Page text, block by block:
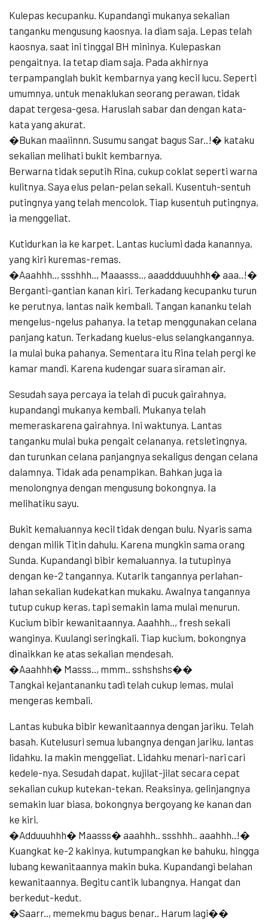
Kulepas kecupanku. Kupandangi mukanya sekalian
tanganku mengusung kaosnya. Ia diam saja. Lepas telah
kaosnya, saat ini tinggal BH mininya. Kulepaskan
pengaitnya. Ia tetap diam saja. Pada akhirnya
terpampanglah bukit kembarnya yang kecil lucu. Seperti
umumnya, untuk menaklukan seorang perawan, tidak
dapat tergesa-gesa. Haruslah sabar dan dengan kata-
kata yang akurat.
�Bukan maaiinnn. Susumu sangat bagus Sar..!� kataku
sekalian melihati bukit kembarnya.
Berwarna tidak seputih Rina, cukup coklat seperti warna
kulitnya. Saya elus pelan-pelan sekali. Kusentuh-sentuh
putingnya yang telah mencolok. Tiap kusentuh putingnya,
ia menggeliat.
Kutidurkan ia ke karpet. Lantas kuciumi dada kanannya,
yang kiri kuremas-remas.
�Aaahhh.., ssshhh.., Maaasss.., aaaddduuuhhh� aaa..!�
Berganti-gantian kanan kiri. Terkadang kecupanku turun
ke perutnya, lantas naik kembali. Tangan kananku telah
mengelus-ngelus pahanya. Ia tetap menggunakan celana
panjang katun. Terkadang kuelus-elus selangkangannya.
Ia mulai buka pahanya. Sementara itu Rina telah pergi ke
kamar mandi. Karena kudengar suara siraman air.
Sesudah saya percaya ia telah di pucuk gairahnya,
kupandangi mukanya kembali. Mukanya telah
memeraskarena gairahnya. Ini waktunya. Lantas
tanganku mulai buka pengait celananya, retsletingnya,
dan turunkan celana panjangnya sekaligus dengan celana
dalamnya. Tidak ada penampikan. Bahkan juga ia
menolongnya dengan mengusung bokongnya. Ia
melihatiku sayu.
Bukit kemaluannya kecil tidak dengan bulu. Nyaris sama
dengan milik Titin dahulu. Karena mungkin sama orang
Sunda. Kupandangi bibir kemaluannya. Ia tutupinya
dengan ke-2 tangannya. Kutarik tangannya perlahan-
lahan sekalian kudekatkan mukaku. Awalnya tangannya
tutup cukup keras, tapi semakin lama mulai menurun.
Kucium bibir kewanitaannya. Aaahhh.., fresh sekali
wanginya. Kuulangi seringkali. Tiap kucium, bokongnya
dinaikkan ke atas sekalian mendesah.
�Aaahhh� Masss.., mmm.. sshshshs��
Tangkai kejantananku tadi telah cukup lemas, mulai
mengeras kembali.
Lantas kubuka bibir kewanitaannya dengan jariku. Telah
basah. Kutelusuri semua lubangnya dengan jariku, lantas
lidahku. Ia makin menggeliat. Lidahku menari-nari cari
kedele-nya. Sesudah dapat, kujilat-jilat secara cepat
sekalian cukup kutekan-tekan. Reaksinya, gelinjangnya
semakin luar biasa, bokongnya bergoyang ke kanan dan
ke kiri.
�Adduuuhhh� Maasss� aaahhh.. ssshhh.. aaahhh..!�
Kuangkat ke-2 kakinya, kutumpangkan ke bahuku, hingga
lubang kewanitaannya makin buka. Kupandangi belahan
kewanitaannya. Begitu cantik lubangnya. Hangat dan
berkedut-kedut.
�Saarr.., memekmu bagus benar.. Harum lagi��